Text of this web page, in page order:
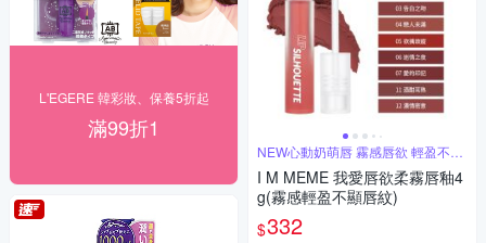
L'EGERE 韓彩妝、保養5折起
滿99折1
NEW心動奶萌唇 霧感唇欲 輕盈不顯
I M MEME 我愛唇欲柔霧唇釉4
g(霧感輕盈不顯唇紋)
$332